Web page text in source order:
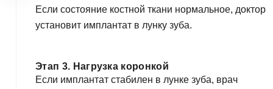
Если состояние костной ткани нормальное, доктор
установит имплантат в лунку зуба.
Этап 3. Нагрузка коронкой
Если имплантат стабилен в лунке зуба, врач
ФИО
Еmаil*